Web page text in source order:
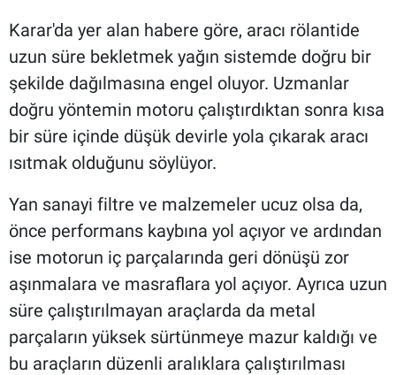
Karar'da yer alan habere göre, aracı rölantide
uzun süre bekletmek yağın sistemde doğru bir
şekilde dağılmasına engel oluyor. Uzmanlar
doğru yöntemin motoru çalıştırdıktan sonra kısa
bir süre içinde düşük devirle yola çıkarak aracı
ısıtmak olduğunu söylüyor.
Yan sanayi filtre ve malzemeler ucuz olsa da,
önce performans kaybına yol açıyor ve ardından
ise motorun iç parçalarında geri dönüşü zor
aşınmalara ve masraflara yol açıyor. Ayrıca uzun
süre çalıştırılmayan araçlarda da metal
parçaların yüksek sürtünmeye mazur kaldığı ve
bu araçların düzenli aralıklara çalıştırılması